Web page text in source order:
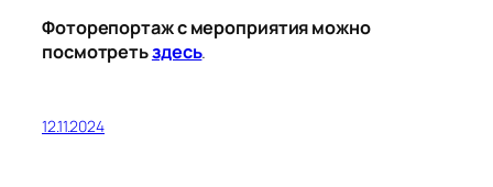
Фоторепортаж с мероприятия можно
посмотретьздесь.
12.11.2024